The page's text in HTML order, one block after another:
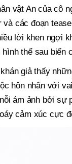
vật An của cô
và các đoạn
lời khen ngợi
thể sau biến
giả thấy
hôn nhân với
ám ảnh bởi sự
cảm xúc cực